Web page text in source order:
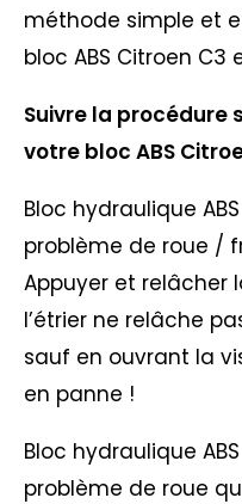
méthode simple et
bloc ABS Citroen C3
Suivre la procédure
votre bloc ABS
Bloc hydraulique
problème de roue /
Appuyer et relâcher
l’étrier ne relâche
sauf en ouvrant la
en panne !
Bloc hydraulique
problème de roue